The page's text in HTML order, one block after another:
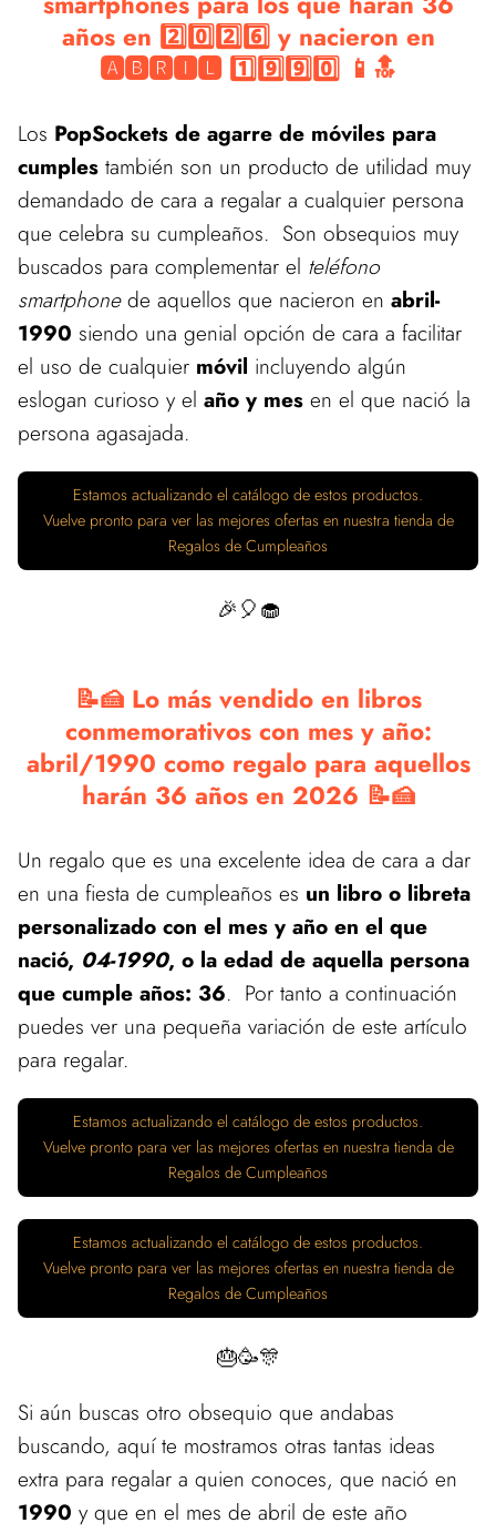
años en 2️⃣0️⃣2️⃣6️⃣ y nacieron en
🅰🅱🆁🅸🅻 1️⃣9️⃣9️⃣0️⃣ 📱🔝
Los PopSockets de agarre de móviles para
cumples también son un producto de utilidad muy
demandado de cara a regalar a cualquier persona
que celebra su cumpleaños. Son obsequios muy
buscados para complementar el teléfono
smartphonede aquellos que nacieron en abril-
1990 siendo una genial opción de cara a facilitar
el uso de cualquier móvil incluyendo algún
eslogan curioso y el año y mes en el que nació la
persona agasajada.
Estamos actualizando el catálogo de estos productos.
Vuelve pronto para ver las mejores ofertas en nuestra tienda de
Regalos de Cumpleaños
🎉🎈🧁
📝🍰 Lo más vendido en libros
conmemorativos con mes y año:
abril/1990 como regalo para aquellos
harán 36 años en 2026 📝🍰
Un regalo que es una excelente idea de cara a dar
en una fiesta de cumpleaños es un libro o libreta
personalizado con el mes y año en el que
nació, 04-1990, o la edad de aquella persona
que cumple años: 36. Por tanto a continuación
puedes ver una pequeña variación de este artículo
para regalar.
Estamos actualizando el catálogo de estos productos.
Vuelve pronto para ver las mejores ofertas en nuestra tienda de
Regalos de Cumpleaños
Estamos actualizando el catálogo de estos productos.
Vuelve pronto para ver las mejores ofertas en nuestra tienda de
Regalos de Cumpleaños
🎂🥳🎊
Si aún buscas otro obsequio que andabas
buscando, aquí te mostramos otras tantas ideas
extra para regalar a quien conoces, que nació en
1990 y que en el mes de abril de este año